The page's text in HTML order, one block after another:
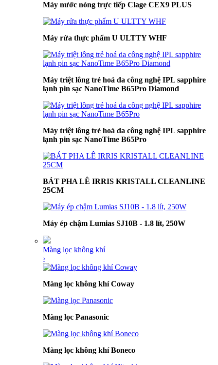
Máy nước nóng trực tiếp Clage CEX9 PLUS
Máy rửa thực phẩm U ULTTY WHF
Máy triệt lông trẻ hoá da công nghệ IPL sapphire
lạnh pin sạc NanoTime B65Pro Diamond
Máy triệt lông trẻ hoá da công nghệ IPL sapphire
lạnh pin sạc NanoTime B65Pro
BÁT PHA LÊ IRRIS KRISTALL CLEANLINE
25CM
Máy ép chậm Lumias SJ10B - 1.8 lít, 250W
Màng lọc không khí
›
Màng lọc không khí Coway
Màng lọc Panasonic
Màng lọc không khí Boneco